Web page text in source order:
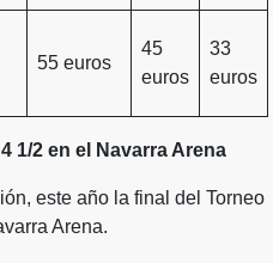
55 euros
45
euros
33
euros
1/2 en el Navarra Arena
este año la final del Torneo
Arena.